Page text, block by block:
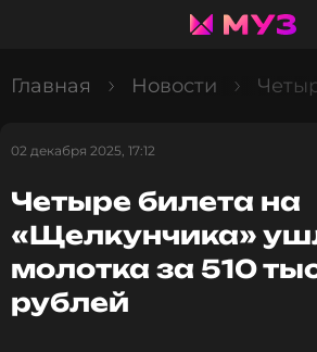
Главная Новости
02 декабря 2025, 17:12
Четыре билета на
«Щелкунчика»
молотка за 510
рублей